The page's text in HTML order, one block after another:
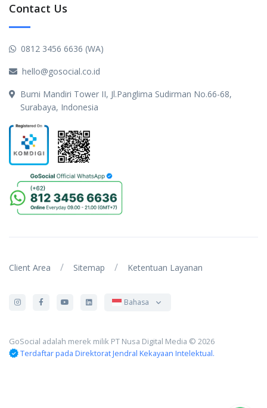
Contact Us
0812 3456 6636 (WA)
hello@gosocial.co.id
Bumi Mandiri Tower II, Jl.Panglima Sudirman No.66-68,
Surabaya, Indonesia
Client Area / Sitemap / Ketentuan Layanan
Bahasa
GoSocial adalah merek milik PT Nusa Digital Media © 2026
Terdaftar pada Direktorat Jendral Kekayaan Intelektual.